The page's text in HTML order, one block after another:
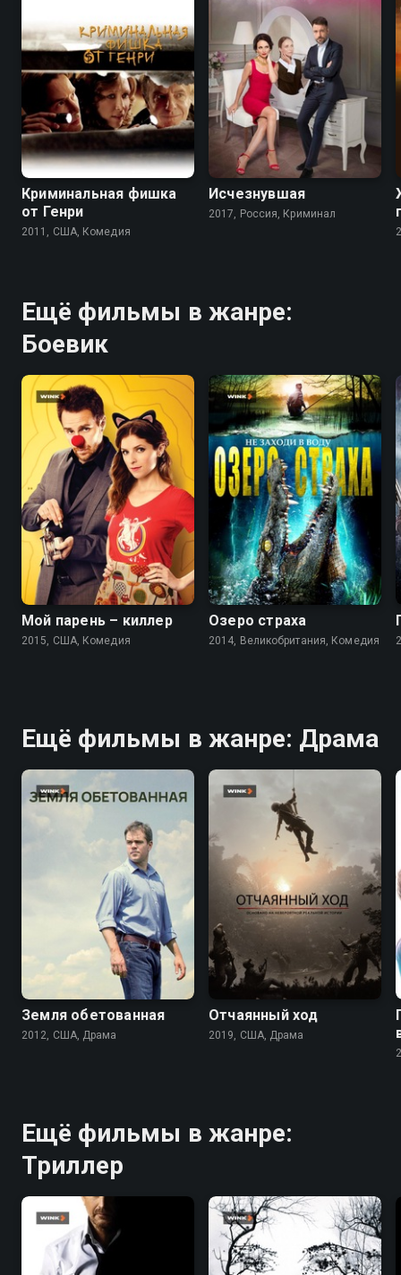
6.3 5.9
Криминальная фишка
от Генри
2011, США, Комедия
7.2
Исчезнувшая
2017, Россия, Криминал
Ещё фильмы в жанре:
Боевик
6.4 6.3
Мой парень – киллер
2015, США, Комедия
4.1 4.0
Озеро страха
2014, Великобритания, Комедия
Ещё фильмы в жанре: Драма
6.6 6.6
Земля обетованная
2012, США, Драма
6.5 6.8
Отчаянный ход
2019, США, Драма
Ещё фильмы в жанре:
Триллер